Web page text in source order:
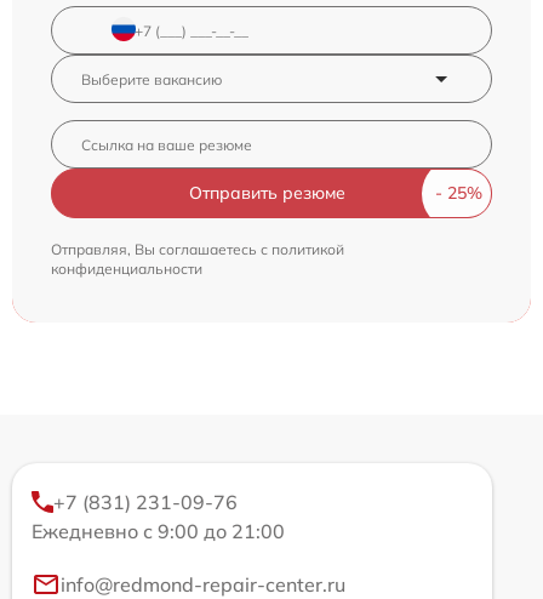
Отправить резюме
Отправляя, Вы соглашаетесь с политикой
конфиденциальности
+7 (831) 231-09-76
Ежедневно с 9:00 до 21:00
info@redmond-repair-center.ru